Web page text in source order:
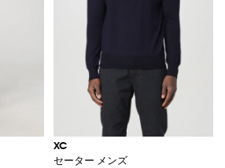
XC
セーター メンズ